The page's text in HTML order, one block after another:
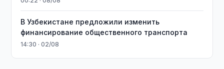
В Узбекистане предложили изменить
финансирование общественного транспорта
14:30 · 02/08